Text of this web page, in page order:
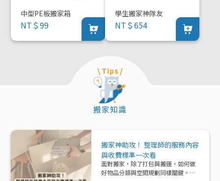
中型PE板搬家箱
NT＄99
學生搬家神隊友
NT＄654
\ Tips /
搬家知識
搬家神助攻！ 整理師的服務內容
與收費標準一次看
面對搬家，除了打包與搬運，如何做
好物品分類與空間規劃同樣關鍵。本